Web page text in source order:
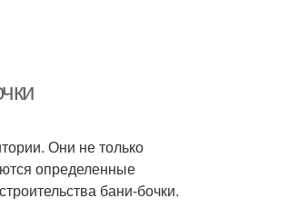
Они не только
определенные
бани-бочки.